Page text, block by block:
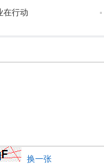
在行动
换一张